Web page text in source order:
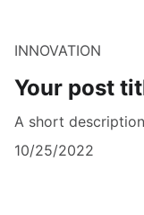
INNOVATION
Your post
A short
10/25/2022